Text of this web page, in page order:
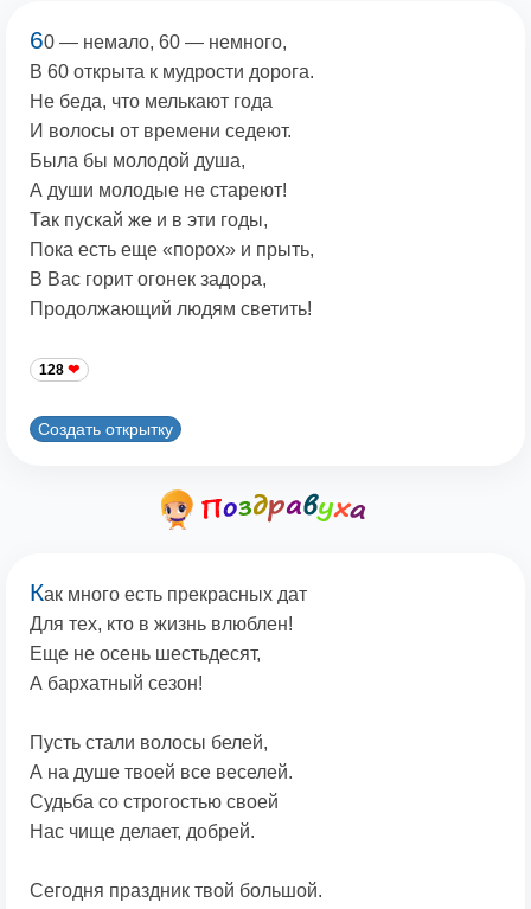
60 — немало, 60 — немного,
В 60 открыта к мудрости дорога.
Не беда, что мелькают годa
И волосы от времени седеют.
Была бы молодой душа,
А души молодые не стареют!
Так пускай же и в эти годы,
Пока есть еще «порох» и прыть,
В Вас горит огонек задора,
Продолжающий людям светить!
128
Создать открытку
Как много есть прекрасных дат
Для тех, кто в жизнь влюблен!
Еще не осень шестьдесят,
А бархатный сезон!
Пусть стали волосы белей,
А на душе твоей все веселей.
Судьба со строгостью своей
Нас чище делает, добрей.
Сегодня праздник твой большой.